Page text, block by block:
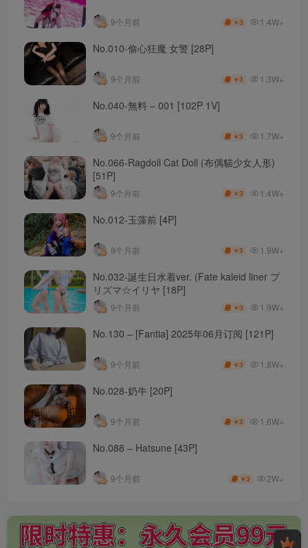
9个月前 ￥3 1.4W+
No.010-偷心狂魔 女警 [28P]
9个月前 ￥3 1.3W+
No.040-無料 – 001 [102P 1V]
9个月前 ￥3 1.7W+
No.066-Ragdoll Cat Doll (布偶貓少女人形)
[51P]
9个月前 ￥3 1.4W+
No.012-玉藻前 [4P]
9个月前 ￥3 1.9W+
No.032-誕生日水着ver. (Fate kaleid liner プ
リズマ☆イリヤ [18P]
9个月前 ￥3 1.9W+
No.130 – [Fantia] 2025年06月订阅 [121P]
9个月前 ￥3 1.8W+
No.028-奶牛 [20P]
9个月前 ￥3 1.6W+
No.088 – Hatsune [43P]
9个月前 ￥3 2W+